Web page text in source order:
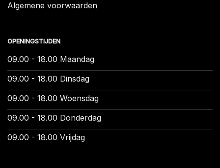
Algemene voorwaarden
OPENINGSTIJDEN
09.00 - 18.00 Maandag
09.00 - 18.00 Dinsdag
09.00 - 18.00 Woensdag
09.00 - 18.00 Donderdag
09.00 - 18.00 Vrijdag